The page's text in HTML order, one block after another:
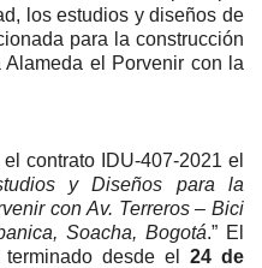
los estudios y diseños de
para la construcción
el Porvenir con la
contrato IDU-407-2021 el
y Diseños para la
con Av. Terreros – Bici
Soacha, Bogotá.” El
desde el 24 de